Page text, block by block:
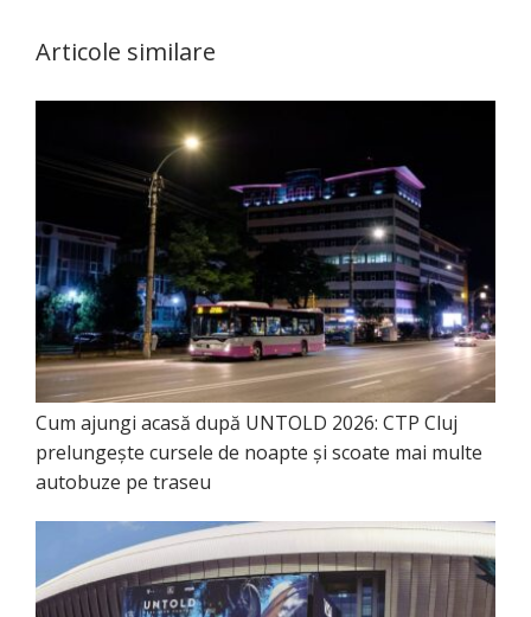
Articole similare
Cum ajungi acasă după UNTOLD 2026: CTP Cluj
prelungește cursele de noapte și scoate mai multe
autobuze pe traseu